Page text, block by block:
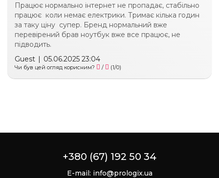
Працює нормально інтернет не пропадає, стабільно
працює коли немає електрики. Тримає кілька годин
за таку ціну супер. Бренд нормальний вже
перевірений брав ноутбук вже все працює, не
підводить.
Guest | 05.06.2025 23:04
Чи був цей огляд корисним? / (1/0)
+380 (67) 192 50 34
E-mail: info@prologix.ua